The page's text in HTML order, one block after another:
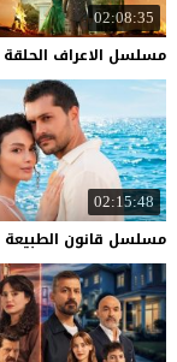
02:08:35
مسلسل الاعراف الحلقة
02:15:48
مسلسل قانون الطبيعة